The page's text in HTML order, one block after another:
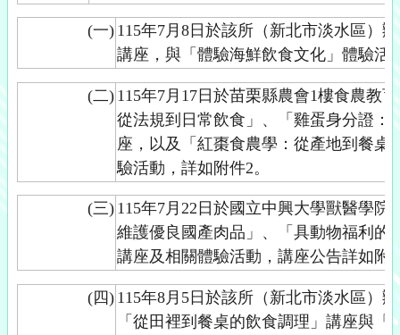
(一) 115年7月8日於該所（新北市淡水區）
講座，與「體驗海鮮飲食文化」體驗活
(二) 115年7月17日於苗栗縣農會1樓食農教
從法規到日常飲食」、「雞蛋身分證：
座，以及「紅棗食農學：從產地到餐桌
驗活動，詳如附件2。
(三) 115年7月22日於國立中興大學獸醫學
維護優良國產肉品」、「具動物福利的
講座及相關體驗活動，講座公告詳如附
(四) 115年8月5日於該所（新北市淡水區）
「從田裡到餐桌的飲食調理」講座與